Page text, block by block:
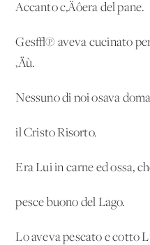
Accanto c‚Äôera del pane.
Ges√π aveva cucinato
‚Äù.
Nessuno di noi osava
il Cristo Risorto.
Era Lui in carne ed ossa,
pesce buono del Lago.
Lo aveva pescato e cotto